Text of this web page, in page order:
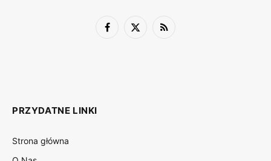
Facebook
X
RSS
PRZYDATNE LINKI
Strona główna